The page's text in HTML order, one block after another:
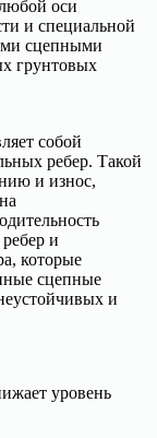
оси
и специальной
сцепными
грунтовых
собой
ребер. Такой
и износ,
и
которые
сцепные
и
уровень